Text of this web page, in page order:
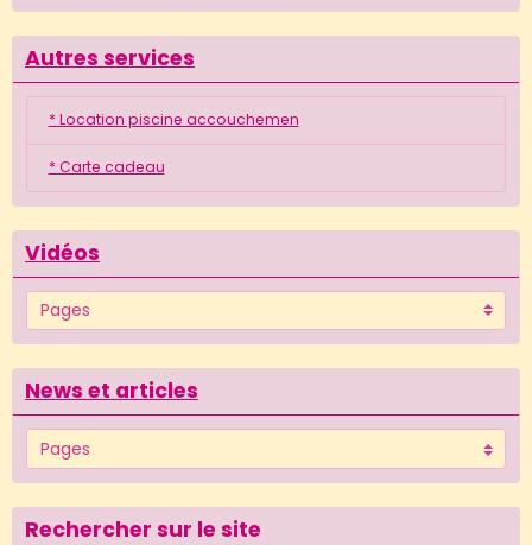
Autres services
* Location piscine accouchemen
* Carte cadeau
Vidéos
News et articles
Rechercher sur le site